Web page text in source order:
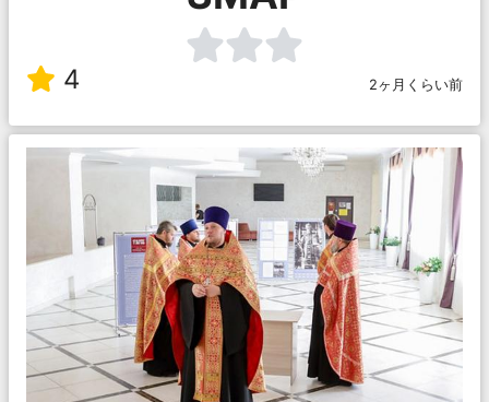
4 2ヶ月くらい前